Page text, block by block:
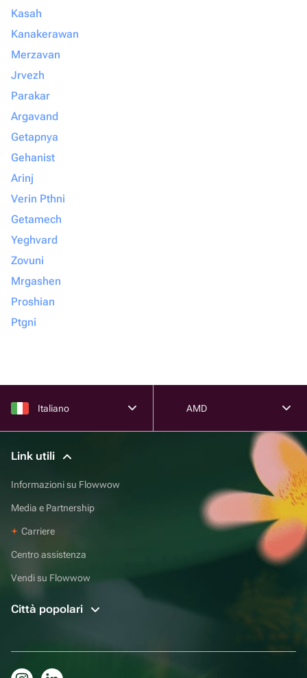
Kasah
Kanakerawan
Merzavan
Jrvezh
Parakar
Argavand
Getapnya
Gehanist
Arinj
Verin Pthni
Getamech
Yeghvard
Zovuni
Mrgashen
Proshian
Ptgni
Italiano AMD
Link utili
Informazioni su Flowwow
Media e Partnership
Carriere
Centro assistenza
Vendi su Flowwow
Città popolari